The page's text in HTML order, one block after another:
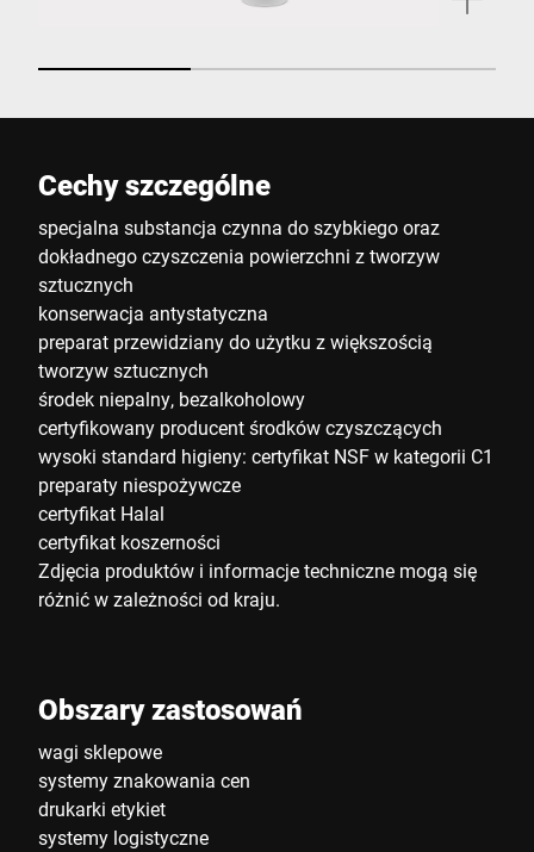
Cechy szczególne
specjalna substancja czynna do szybkiego oraz
dokładnego czyszczenia powierzchni z tworzyw
sztucznych
konserwacja antystatyczna
preparat przewidziany do użytku z większością
tworzyw sztucznych
środek niepalny, bezalkoholowy
certyfikowany producent środków czyszczących
wysoki standard higieny: certyfikat NSF w kategorii C1
preparaty niespożywcze
certyfikat Halal
certyfikat koszerności
Zdjęcia produktów i informacje techniczne mogą się
różnić w zależności od kraju.
Obszary zastosowań
wagi sklepowe
systemy znakowania cen
drukarki etykiet
systemy logistyczne